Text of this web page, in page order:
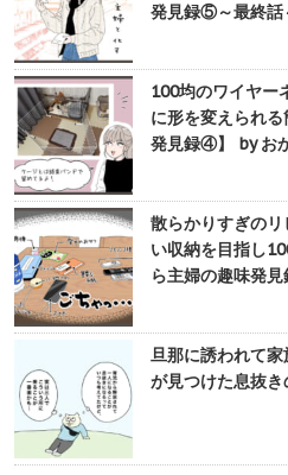
発見録⑤～最終話
100均のワイヤー
に形を変えられ
発見録④】 by お
散らかりすぎの
い収納を目指し
ら主婦の趣味発
旦那に誘われて
が見つけた息抜